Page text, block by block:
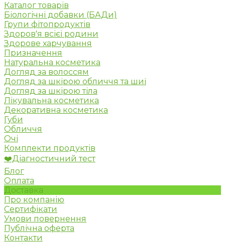
Каталог товарів
Біологічні добавки (БАДи)
Групи фітопродуктів
Здоров'я всієї родини
Здорове харчування
Призначення
Натуральна косметика
Догляд за волоссям
Догляд за шкірою обличчя та шиї
Догляд за шкірою тіла
Лікувальна косметика
Декоративна косметика
Губи
Обличчя
Очі
Комплекти продуктів
❤️Діагностичний тест
Блог
Оплата
Доставка
Про компанію
Сертифікати
Умови повернення
Публічна оферта
Контакти